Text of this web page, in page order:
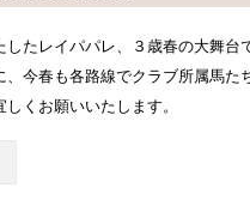
したレイパパレ、３歳春の大舞
、今春も各路線でクラブ所属馬た
くお願いいたします。